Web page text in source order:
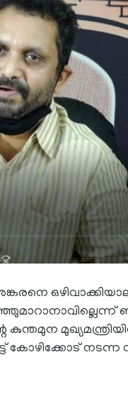
കോഴിക്കോട് നടന്ന